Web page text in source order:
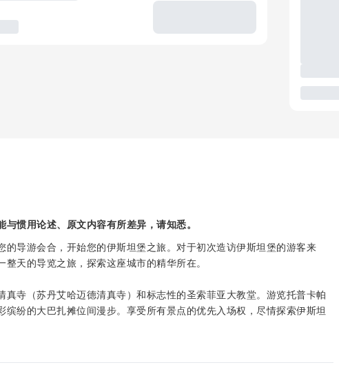
惯用论述、原文内容有所差异，请知悉。
的导游会合，开始您的伊斯坦堡之旅。对于初次造访伊斯坦堡的游客来
天的导览之旅，探索这座城市的精华所在。
寺（苏丹艾哈迈德清真寺）和标志性的圣索菲亚大教堂。游览托普卡帕
纷的大巴扎摊位间漫步。享受所有景点的优先入场权，尽情探索伊斯坦